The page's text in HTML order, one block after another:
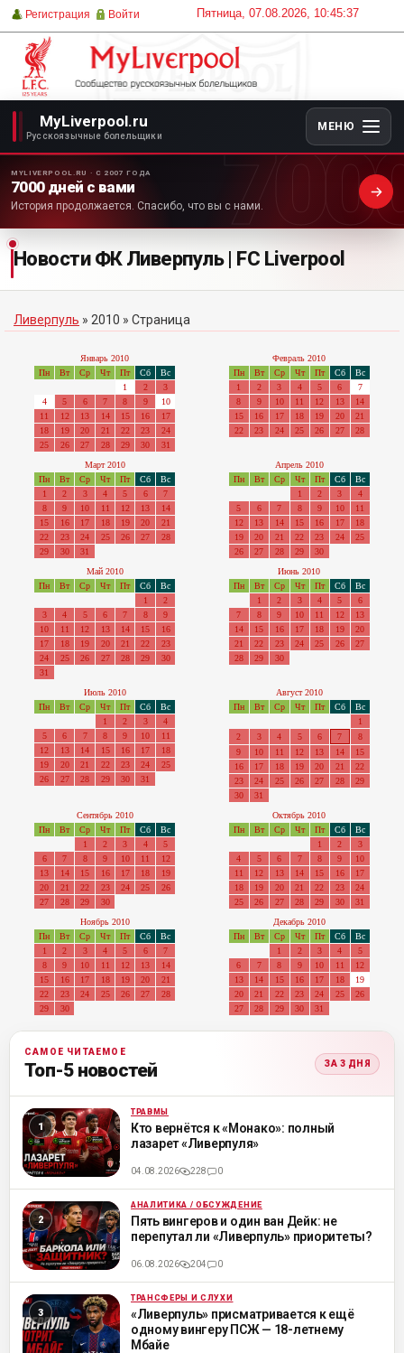
Пятница, 07.08.2026, 10:45:37
Регистрация Войти
MyLiverpool.ru
Русскоязычные болельщики
МЕНЮ
MYLIVERPOOL.RU · С 2007 ГОДА
7000 дней с вами
История продолжается. Спасибо, что вы с нами.
Новости ФК Ливерпуль | FC Liverpool
Ливерпуль » 2010 » Страница
Январь 2010
Пн
Вт Ср Чт Пт Сб
Вс
1
2
3
4
5 6 7 8 9
10
11
12 13 14 15 16
17
18
19 20 21 22 23
24
25
26 27 28 29 30 31
Февраль 2010
Пн
Вт Ср Чт Пт Сб
Вс
1
2 3 4 5 6
7
8
9 10 11 12 13
14
15
16 17 18 19 20
21
22
23 24 25 26 27 28
Март 2010
Пн
Вт Ср Чт Пт Сб
Вс
1
2 3 4 5 6
7
8
9 10 11 12 13
14
15
16 17 18 19 20
21
22
23 24 25 26 27
28
29
30 31
Апрель 2010
Пн
Вт Ср Чт Пт Сб
Вс
1
2 3
4
5
6 7 8 9 10
11
12
13 14 15 16 17
18
19
20 21 22 23 24
25
26
27 28 29
30
Май 2010
Пн
Вт Ср Чт Пт Сб
Вс
1
2
3
4 5 6 7 8
9
10
11 12 13 14 15
16
17
18 19 20 21 22
23
24
25 26 27 28 29
30
31
Июнь 2010
Пн
Вт Ср Чт Пт Сб
Вс
1
2 3 4 5
6
7
8 9 10 11 12
13
14
15 16 17 18 19
20
21
22 23 24 25 26
27
28
29 30
Июль 2010
Пн
Вт Ср Чт Пт Сб
Вс
1
2 3
4
5
6 7 8 9 10
11
12
13 14 15 16 17
18
19
20 21 22 23 24
25
26
27 28 29 30 31
Август 2010
Пн
Вт Ср Чт Пт Сб
Вс
1
2
3 4 5 6 7
8
9
10 11 12 13 14
15
16
17 18 19 20 21
22
23
24 25 26 27 28
29
30
31
Сентябрь 2010
Пн
Вт Ср Чт Пт Сб
Вс
1
2 3 4
5
6
7 8 9 10 11
12
13
14 15 16 17 18
19
20
21 22 23 24 25
26
27
28 29 30
Октябрь 2010
Пн
Вт Ср Чт Пт Сб
Вс
1
2
3
4
5 6 7 8 9
10
11
12 13 14 15 16
17
18
19 20 21 22 23
24
25
26 27 28 29 30
31
Ноябрь 2010
Пн
Вт Ср Чт Пт Сб
Вс
1
2 3 4 5 6
7
8
9 10 11 12 13
14
15
16 17 18 19 20
21
22
23 24 25 26 27
28
29
30
Декабрь 2010
Пн
Вт Ср Чт Пт Сб
Вс
1
2 3 4
5
6
7 8 9 10 11
12
13
14 15 16 17 18
19
20
21 22 23 24 25
26
27
28 29 30 31
САМОЕ ЧИТАЕМОЕ
Топ-5 новостей ЗА 3 ДНЯ
ML ТРАВМЫ
Кто вернётся к «Монако»: полный
лазарет «Ливерпуля»
04.08.2026 228 0
ML АНАЛИТИКА / ОБСУЖДЕНИЕ
Пять вингеров и один ван Дейк: не
перепутал ли «Ливерпуль» приоритеты?
06.08.2026 204 0
ML ТРАНСФЕРЫ И СЛУХИ
«Ливерпуль» присматривается к ещё
одному вингеру ПСЖ — 18-летнему
Мбайе